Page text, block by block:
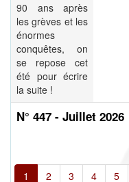
90 ans après
les grèves et les
énormes
conquêtes, on
se repose cet
été pour écrire
la suite !
N° 447 - Juillet 2026
1 2 3 4 5